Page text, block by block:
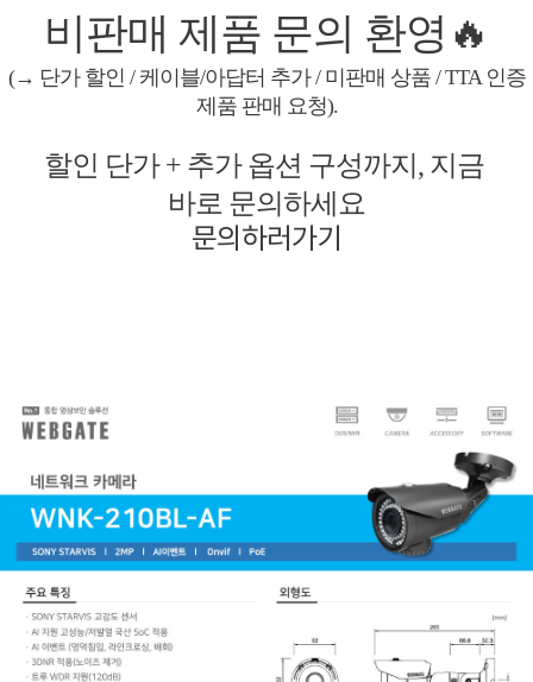
비판매 제품 문의 환영🔥
(→ 단가 할인 / 케이블/아답터 추가 / 미판매 상품 / TTA 인증
제품 판매 요청).
할인 단가 + 추가 옵션 구성까지, 지금
바로 문의하세요
문의하러가기